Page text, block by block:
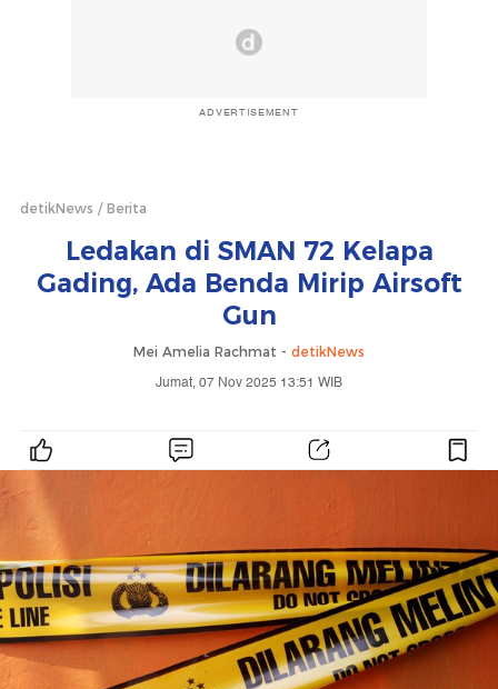
ADVERTISEMENT
detikNews Berita
Ledakan di SMAN 72 Kelapa
Gading, Ada Benda Mirip Airsoft
Gun
Mei Amelia Rachmat - detikNews
Jumat, 07 Nov 2025 13:51 WIB